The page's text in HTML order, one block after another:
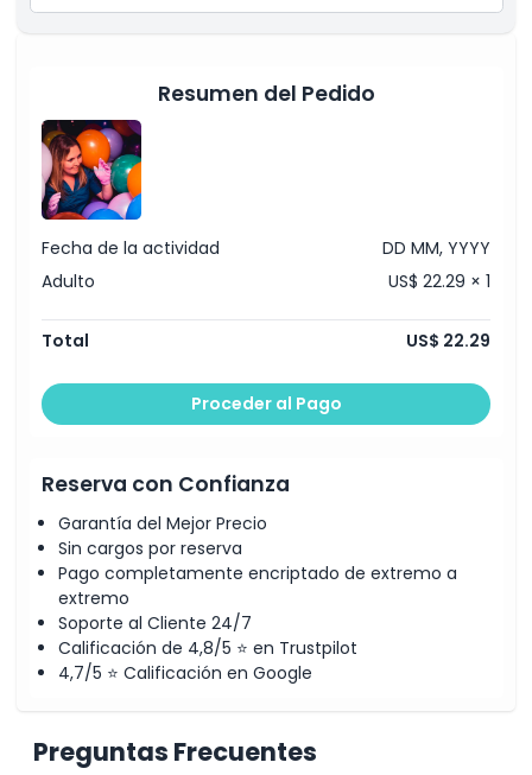
Cómo Canjear
Código de Vestimenta
Política de Cancelación
Resumen del Pedido
Fecha de la actividad
DD MM, YYYY
Adulto
US$ 22.29 × 1
Total US$ 22.29
Proceder al Pago
Reserva con Confianza
Garantía del Mejor Precio
Sin cargos por reserva
Pago completamente encriptado de extremo a
extremo
Soporte al Cliente 24/7
Calificación de 4,8/5 ⭐ en Trustpilot
4,7/5 ⭐ Calificación en Google
Preguntas Frecuentes